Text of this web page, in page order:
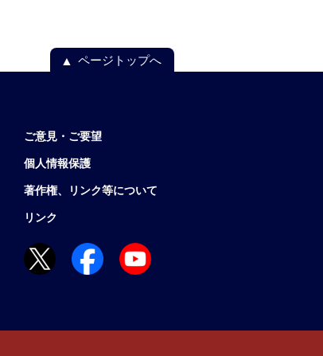
ページトップへ
ご意見・ご要望
個人情報保護
著作権、リンク等について
リンク